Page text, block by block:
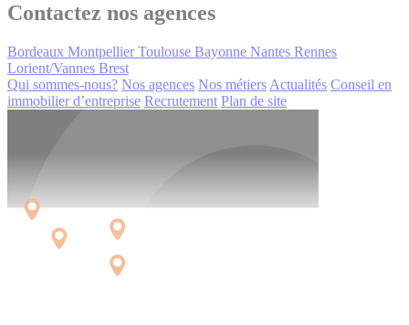
Contactez nos agences
Bordeaux Montpellier Toulouse Bayonne Nantes Rennes
Lorient/Vannes Brest
Qui sommes-nous? Nos agences Nos métiers Actualités Conseil en
immobilier d’entreprise Recrutement Plan de site